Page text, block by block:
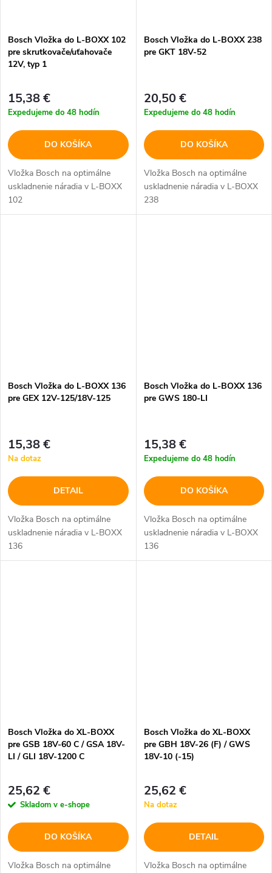
Bosch Vložka do L-BOXX 102
pre skrutkovače/uťahovače
12V, typ 1
15,38 €
Expedujeme do 48 hodín
DO KOŠÍKA
Vložka Bosch na optimálne
uskladnenie náradia v L-BOXX
102
Bosch Vložka do L-BOXX 238
pre GKT 18V-52
20,50 €
Expedujeme do 48 hodín
DO KOŠÍKA
Vložka Bosch na optimálne
uskladnenie náradia v L-BOXX
238
Bosch Vložka do L-BOXX 136
pre GEX 12V-125/18V-125
15,38 €
Na dotaz
DETAIL
Vložka Bosch na optimálne
uskladnenie náradia v L-BOXX
136
Bosch Vložka do L-BOXX 136
pre GWS 180-LI
15,38 €
Expedujeme do 48 hodín
DO KOŠÍKA
Vložka Bosch na optimálne
uskladnenie náradia v L-BOXX
136
Bosch Vložka do XL-BOXX
pre GSB 18V-60 C / GSA 18V-
LI / GLI 18V-1200 C
25,62 €
Skladom v e-shope
DO KOŠÍKA
Vložka Bosch na optimálne
Bosch Vložka do XL-BOXX
pre GBH 18V-26 (F) / GWS
18V-10 (-15)
25,62 €
Na dotaz
DETAIL
Vložka Bosch na optimálne